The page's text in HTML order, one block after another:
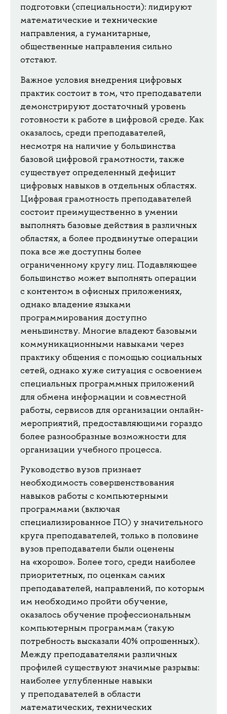
подготовки (специальности): лидируют
математические и технические
направления, а гуманитарные,
общественные направления сильно
отстают.
Важное условия внедрения цифровых
практик состоит в том, что преподаватели
демонстрируют достаточный уровень
готовности к работе в цифровой среде. Как
оказалось, среди преподавателей,
несмотря на наличие у большинства
базовой цифровой грамотности, также
существует определенный дефицит
цифровых навыков в отдельных областях.
Цифровая грамотность преподавателей
состоит преимущественно в умении
выполнять базовые действия в различных
областях, а более продвинутые операции
пока все же доступны более
ограниченному кругу лиц. Подавляющее
большинство может выполнять операции
с контентом в офисных приложениях,
однако владение языками
программирования доступно
меньшинству. Многие владеют базовыми
коммуникационными навыками через
практику общения с помощью социальных
сетей, однако хуже ситуация с освоением
специальных программных приложений
для обмена информации и совместной
работы, сервисов для организации онлайн-
мероприятий, предоставляющими гораздо
более разнообразные возможности для
организации учебного процесса.
Руководство вузов признает
необходимость совершенствования
навыков работы с компьютерными
программами (включая
специализированное ПО) у значительного
круга преподавателей, только в половине
вузов преподаватели были оценены
на «хорошо». Более того, среди наиболее
приоритетных, по оценкам самих
преподавателей, направлений, по которым
им необходимо пройти обучение,
оказалось обучение профессиональным
компьютерным программам (такую
потребность высказали 40% опрошенных).
Между преподавателями различных
профилей существуют значимые разрывы:
наиболее углубленные навыки
у преподавателей в области
математических, технических